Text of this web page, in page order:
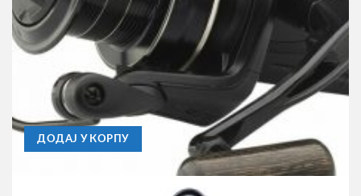
AKCIJE
Mašinica Prologic Fulcrum XD 7000FD , 5BB
13.790,00RSD
ДОДАЈ У КОРПУ